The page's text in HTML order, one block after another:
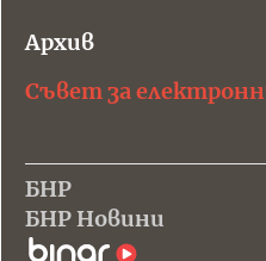
Архив
Съвет за
БНР
БНР Новини